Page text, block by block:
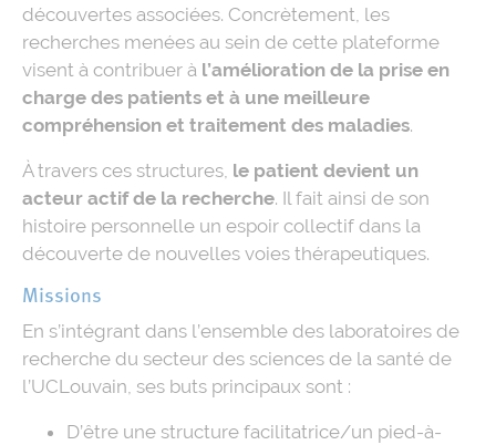
découvertes associées. Concrètement, les
recherches menées au sein de cette plateforme
visent à contribuer à l’amélioration de la prise en
charge des patients et à une meilleure
compréhension et traitement des maladies.
À travers ces structures, le patient devient un
acteur actif de la recherche. Il fait ainsi de son
histoire personnelle un espoir collectif dans la
découverte de nouvelles voies thérapeutiques.
Missions
En s’intégrant dans l’ensemble des laboratoires de
recherche du secteur des sciences de la santé de
l’UCLouvain, ses buts principaux sont :
D’être une structure facilitatrice/un pied-à-